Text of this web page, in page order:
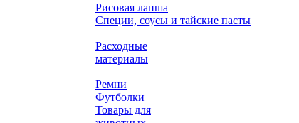
Рисовая лапша
Специи, соусы и тайские пасты
Расходные
материалы
Ремни
Футболки
Товары для